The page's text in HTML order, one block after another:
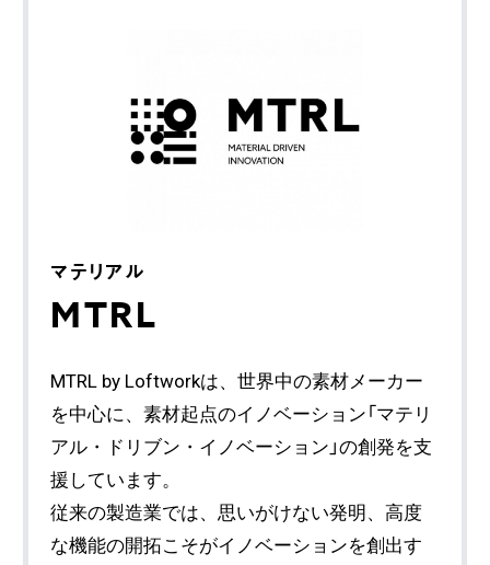
マテリアル
MTRL
MTRL by Loftworkは、世界中の素材メーカー
を中心に、素材起点のイノベーション「マテリ
アル・ドリブン・イノベーション」の創発を支
援しています。
従来の製造業では、思いがけない発明、高度
な機能の開拓こそがイノベーションを創出す